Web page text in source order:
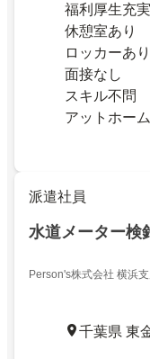
福利厚生充実
休憩室あり
ロッカーあり
面接なし
スキル不問
アットホーム
派遣社員
水道メーター検
Person's株式会社 横浜
千葉県 東